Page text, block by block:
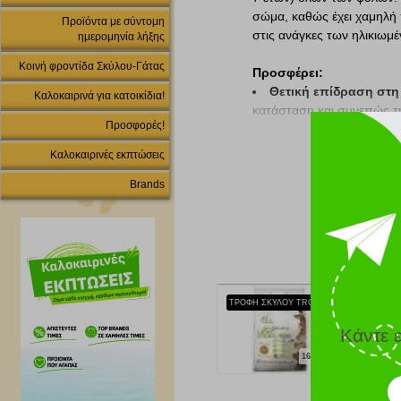
Προϊόντα με σύντομη
ημερομηνία λήξης
Κοινή φροντίδα Σκύλου-Γάτας
Καλοκαιρινά για κατοικίδια!
Προσφορές!
Καλοκαιρινές εκπτώσεις
Brands
σώμα, καθώς έχει χαμηλή
στις ανάγκες των
Προσφέρει:
Θετική επίδραση
κατάσταση και συνεπώς
Οδοντιατρική
επιτρέπουν τον
τον σχηματισμό
Υποστήριξη
ενισχύουν και
στη διατήρηση της
Βέλτιστη πέψη:Τα
κιχωρίου,
πεπτικής οδού και την
περισταλτική του
16.80 €
Κάντε